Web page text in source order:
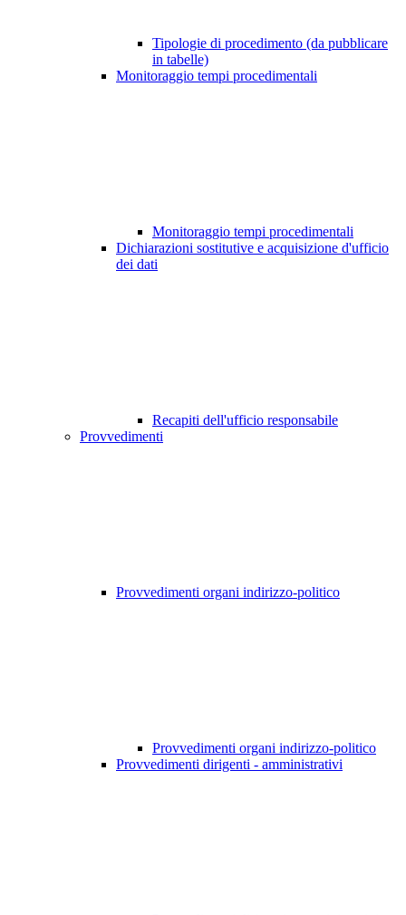
Tipologie di procedimento (da pubblicare
in tabelle)
Monitoraggio tempi procedimentali
Monitoraggio tempi procedimentali
Dichiarazioni sostitutive e acquisizione d'ufficio
dei dati
Recapiti dell'ufficio responsabile
Provvedimenti
Provvedimenti organi indirizzo-politico
Provvedimenti organi indirizzo-politico
Provvedimenti dirigenti - amministrativi